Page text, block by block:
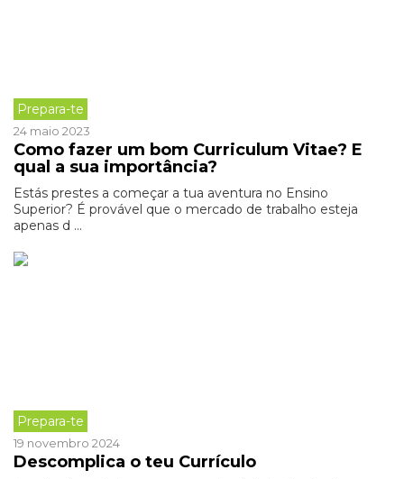
Prepara-te
24 maio 2023
Como fazer um bom Curriculum Vitae? E
qual a sua importância?
Estás prestes a começar a tua aventura no Ensino
Superior? É provável que o mercado de trabalho esteja
apenas d ...
Prepara-te
19 novembro 2024
Descomplica o teu Currículo